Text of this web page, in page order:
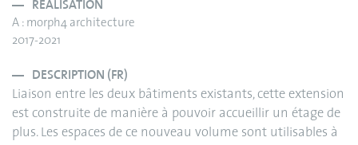
RÉALISATION
A : morph4 architecture
2017-2021
DESCRIPTION (FR)
Liaison entre les deux bâtiments existants, cette extension
est construite de manière à pouvoir accueillir un étage de
plus. Les espaces de ce nouveau volume sont utilisables à